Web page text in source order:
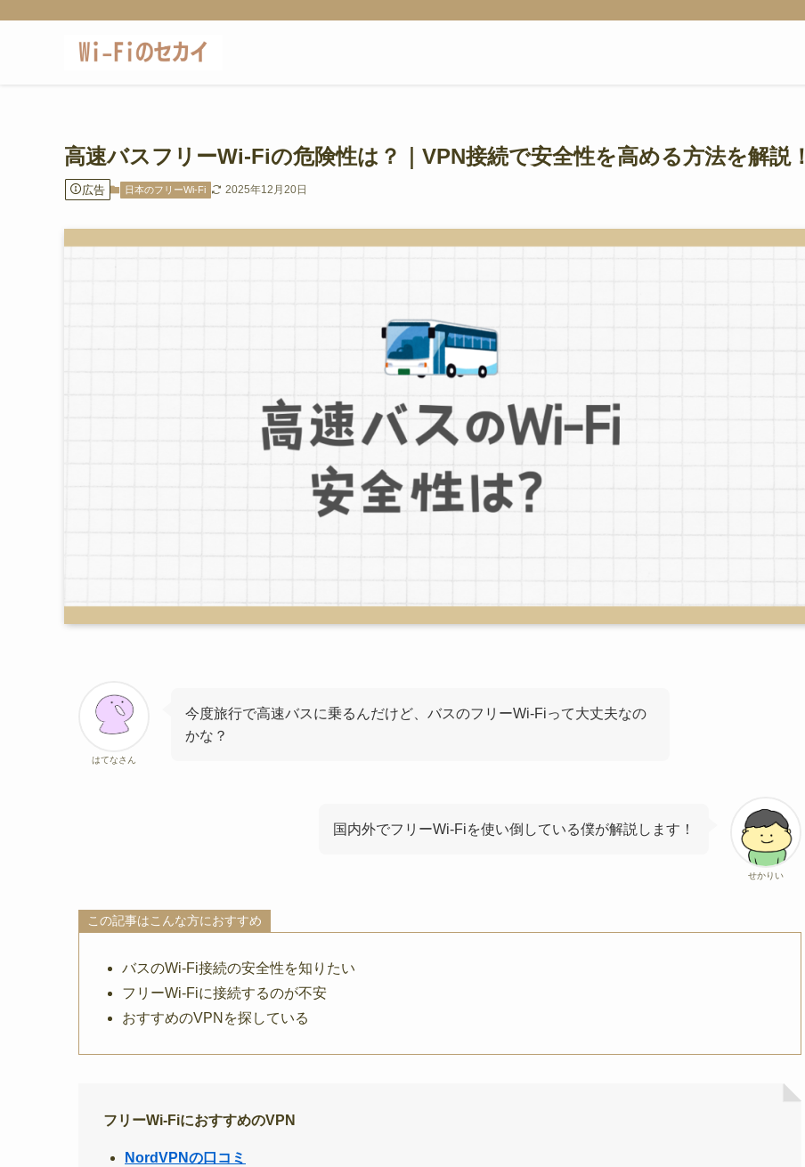
高速バスフリーWi-Fiの危険性は？｜VPN接続で安全性を高める方法を解説！
広告 日本のフリーWi-Fi 2025年12月20日
はてなさん
今度旅行で高速バスに乗るんだけど、バスのフリーWi-Fiって大丈夫なの
かな？
せかりい
国内外でフリーWi-Fiを使い倒している僕が解説します！
この記事はこんな方におすすめ
バスのWi-Fi接続の安全性を知りたい
フリーWi-Fiに接続するのが不安
おすすめのVPNを探している
フリーWi-FiにおすすめのVPN
NordVPNの口コミ